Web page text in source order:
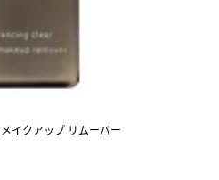
イクアップ リムーバー